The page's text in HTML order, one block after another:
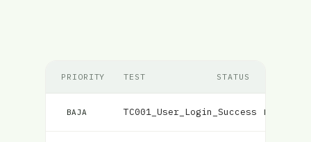
PRIORITY TEST STATUS
BAJA TC001_User_Login_Success Fallido